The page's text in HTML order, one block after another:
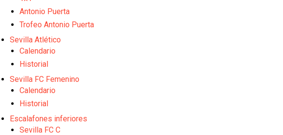
Opinión | "Carta abierta a Alberto Flores" por Rafa García
El Sevilla oficializa el traspaso de Sow
Diomande ya es madridista mientras Rodri agita el mercado
Antonio Puerta
Trofeo Antonio Puerta
Sevilla Atlético
Calendario
Historial
Sevilla FC Femenino
Calendario
Historial
Escalafones inferiores
Sevilla FC C